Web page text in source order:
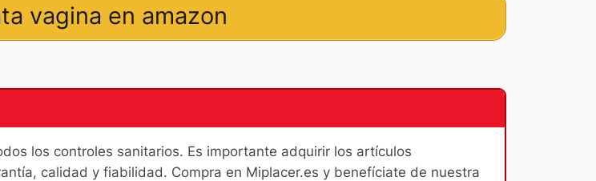
vagina en amazon
los controles sanitarios. Es importante adquirir los artículos
calidad y fiabilidad. Compra en Miplacer.es y benefíciate de nuestra